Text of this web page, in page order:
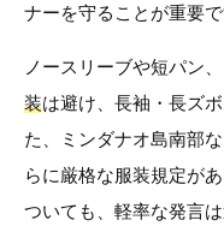
ナーを守ることが重要で
ノースリーブや短パン
装は避け、長袖・長ズ
た、ミンダナオ島南部
らに厳格な服装規定が
ついても、軽率な発言